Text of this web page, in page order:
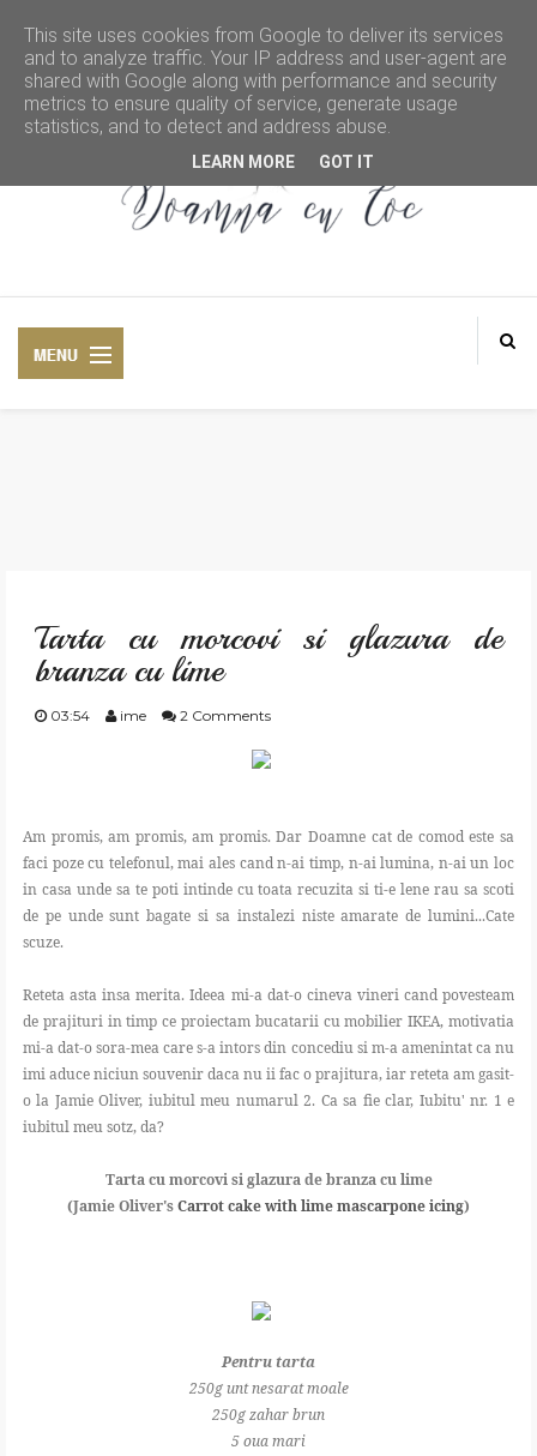
TRAIESTE
CREEAZA
SHOP
CONTACT
Tarta cu morcovi si glazura de
branza cu lime
03:54 ime 2 Comments
Am promis, am promis, am promis. Dar Doamne cat de comod este sa
faci poze cu telefonul, mai ales cand n-ai timp, n-ai lumina, n-ai un loc
in casa unde sa te poti intinde cu toata recuzita si ti-e lene rau sa scoti
de pe unde sunt bagate si sa instalezi niste amarate de lumini...Cate
scuze.
Reteta asta insa merita. Ideea mi-a dat-o cineva vineri cand povesteam
de prajituri in timp ce proiectam bucatarii cu mobilier IKEA, motivatia
mi-a dat-o sora-mea care s-a intors din concediu si m-a amenintat ca nu
imi aduce niciun souvenir daca nu ii fac o prajitura, iar reteta am gasit-
o la Jamie Oliver, iubitul meu numarul 2. Ca sa fie clar, Iubitu' nr. 1 e
iubitul meu sotz, da?
Tarta cu morcovi si glazura de branza cu lime
(Jamie Oliver'sCarrot cake with lime mascarpone icing)
Pentru tarta
250g unt nesarat moale
250g zahar brun
5 oua mari
This site uses cookies from Google to deliver its services
and to analyze traffic. Your IP address and user-agent are
shared with Google along with performance and security
metrics to ensure quality of service, generate usage
statistics, and to detect and address abuse.
LEARN MORE GOT IT